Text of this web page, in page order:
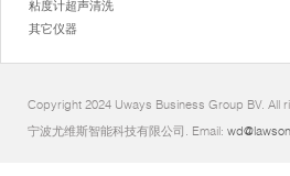
粘度计超声清洗
其它仪器
Copyright 2024 Uways Business Group BV. All
宁波尤维斯智能科技有限公司. Email: